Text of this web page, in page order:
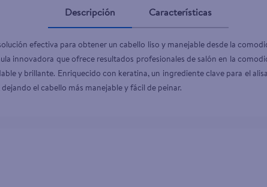
Descripción Características
efectiva para obtener un cabello liso y manejable desde la
innovadora que ofrece resultados profesionales de salón en la
y brillante. Enriquecido con keratina, un ingrediente clave para el
el cabello más manejable y fácil de peinar.